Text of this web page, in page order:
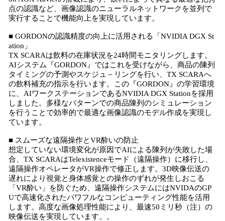
点の認識など、画像認識のニューラルネットワークを並列で
実行することで機能向上を実現しています。
■ GORDONの認識精度の向上に活用される「NVIDIA DGX St
ation」
TX SCARAは飲料の在庫状況を24時間モニタリングします。
AIシステム『GORDON』ではこれを受けながら、商品の陳列
タイミングの予測やスケジュ－リングを行い、TX SCARAへ
の飲料補充の指示を行います。この『GORDON』の学習環境
に、AIワークステーションであるNVIDIA DGX Stationを採用
しました。多様なパターンでの商品陳列のシミュレーション
を行うことで効率的で最適な画像認識のモデル作成を実現し
ています。
■ スムーズな遠隔操作とVR酔いの防止
想定していない環境変化が原因でAIによる陳列が失敗した場
合、TX SCARAはTelexistenceモード（遠隔操作）に移行し、
遠隔操作オペレータがVR操作で修正します。3D映像伝送の
遅れにより視覚と身体感覚との操作のずれが発生しおこる
「VR酔い」を防ぐため、遠隔操作システムにはNVIDAのGP
Uで高速化されたパワフルなコンピューティング性能を活用
します。高度な画像処理性能により、最速50ミリ秒（注）の
映像伝送を実現しています。。